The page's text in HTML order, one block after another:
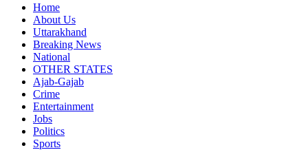
Home
About Us
Uttarakhand
Breaking News
National
OTHER STATES
Ajab-Gajab
Crime
Entertainment
Jobs
Politics
Sports